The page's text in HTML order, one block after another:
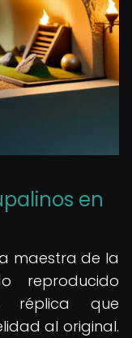
en
maestra de la
reproducido
réplica que
al original.